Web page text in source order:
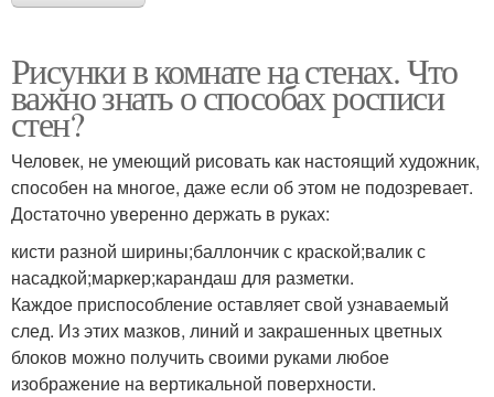
Рисунки в комнате на стенах. Что
важно знать о способах росписи
стен?
Человек, не умеющий рисовать как настоящий художник,
способен на многое, даже если об этом не подозревает.
Достаточно уверенно держать в руках:
кисти разной ширины;баллончик с краской;валик с
насадкой;маркер;карандаш для разметки.
Каждое приспособление оставляет свой узнаваемый
след. Из этих мазков, линий и закрашенных цветных
блоков можно получить своими руками любое
изображение на вертикальной поверхности.